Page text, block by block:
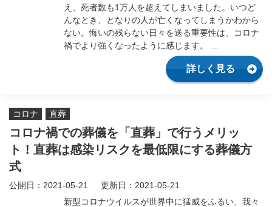
え、死者数も1万人を超えてしまいました。いつど
んなとき、となりの人が亡くなってしまうかわから
ない。悔いの残らない日々を送る重要性は、コロナ
禍でより強くなったように感じます。 …
詳しく見る
コロナ 直葬
公開日：2021-05-21 更新日：2021-05-21
コロナ禍での葬儀を「直葬」で行うメリッ
ト！直葬は感染リスクを最低限にする葬儀方
式
新型コロナウイルスが世界中に猛威をふるい、我々